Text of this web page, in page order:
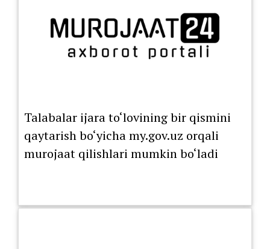
Talabalar ijara to‘lovining bir qismini
qaytarish bo‘yicha my.gov.uz orqali
murojaat qilishlari mumkin bo‘ladi